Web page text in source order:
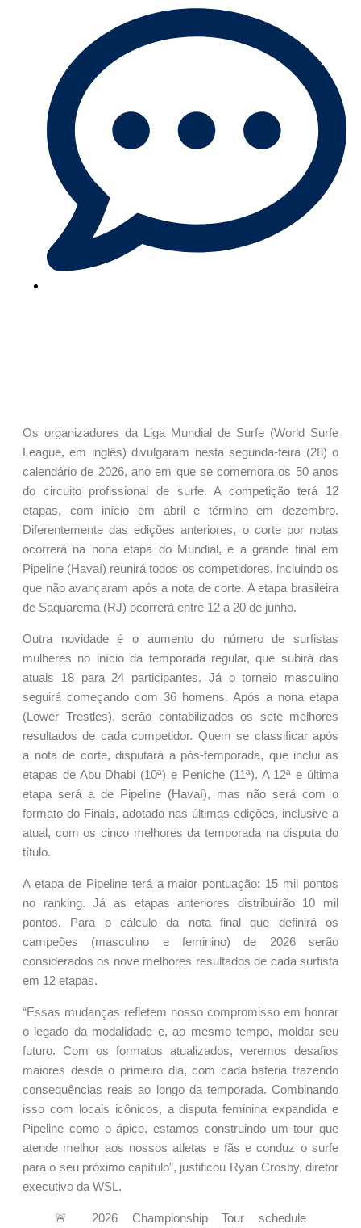
Os organizadores da Liga Mundial de Surfe (World Surfe
League, em inglês) divulgaram nesta segunda-feira (28) o
calendário de 2026, ano em que se comemora os 50 anos
do circuito profissional de surfe. A competição terá 12
etapas, com início em abril e término em dezembro.
Diferentemente das edições anteriores, o corte por notas
ocorrerá na nona etapa do Mundial, e a grande final em
Pipeline (Havaí) reunirá todos os competidores, incluindo os
que não avançaram após a nota de corte. A etapa brasileira
de Saquarema (RJ) ocorrerá entre 12 a 20 de junho.
Outra novidade é o aumento do número de surfistas
mulheres no início da temporada regular, que subirá das
atuais 18 para 24 participantes. Já o torneio masculino
seguirá começando com 36 homens. Após a nona etapa
(Lower Trestles), serão contabilizados os sete melhores
resultados de cada competidor. Quem se classificar após
a nota de corte, disputará a pós-temporada, que inclui as
etapas de Abu Dhabi (10ª) e Peniche (11ª). A 12ª e última
etapa será a de Pipeline (Havaí), mas não será com o
formato do Finals, adotado nas últimas edições, inclusive a
atual, com os cinco melhores da temporada na disputa do
título.
A etapa de Pipeline terá a maior pontuação: 15 mil pontos
no ranking. Já as etapas anteriores distribuirão 10 mil
pontos. Para o cálculo da nota final que definirá os
campeões (masculino e feminino) de 2026 serão
considerados os nove melhores resultados de cada surfista
em 12 etapas.
“Essas mudanças refletem nosso compromisso em honrar
o legado da modalidade e, ao mesmo tempo, moldar seu
futuro. Com os formatos atualizados, veremos desafios
maiores desde o primeiro dia, com cada bateria trazendo
consequências reais ao longo da temporada. Combinando
isso com locais icônicos, a disputa feminina expandida e
Pipeline como o ápice, estamos construindo um tour que
atende melhor aos nossos atletas e fãs e conduz o surfe
para o seu próximo capítulo”, justificou Ryan Crosby, diretor
executivo da WSL.
🚨 2026 Championship Tour schedule